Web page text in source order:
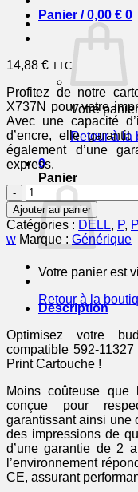
Panier /0,00 € 0
Votre
Retour à la
0
Panier
Votre panier est
Retour à la
14,88 € TTC
Profitez de notre
X737N pour votre
Avec une capacité
d’encre, elle
également d’une
express.
quantité
de
59211327
/
X737N
-
cartouche
compatible
Dell
noire
Ajouter au panier
Catégories : DELL, P,
w Marque : Générique
Description
Optimisez votre
compatible 592-
Print Cartouche !
Moins coûteuse
conçue pour
garantissant ainsi une
des impressions de
d’une garantie de 2
l’environnement
CE, assurant